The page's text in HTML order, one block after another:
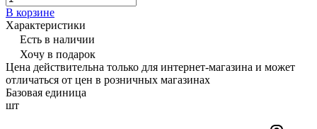
В корзине
Характеристики
Есть в наличии
Хочу в подарок
Цена действительна только для интернет-магазина и может
отличаться от цен в розничных магазинах
Базовая единица
шт